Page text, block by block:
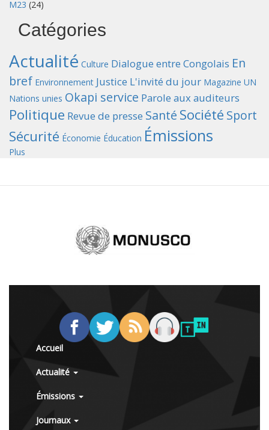
M23 (24)
Catégories
Actualité Culture Dialogue entre Congolais En
bref Environnement Justice L'invité du jour Magazine UN
Nations unies Okapi service Parole aux auditeurs
Politique Revue de presse Santé Société Sport
Sécurité Économie Éducation Émissions
Plus
Accueil
Actualité
Émissions
Journaux